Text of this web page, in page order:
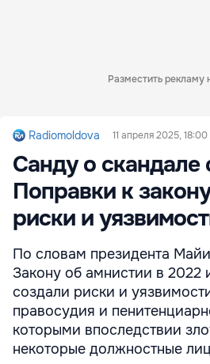
Разместить рекламу
Radiomoldova 11 апреля 2025, 18:00
Санду о скандале
Поправки к
риски и
По словам президента
Закону об амнистии в 2022
создали риски и
правосудия и
которыми впоследствии
некоторые должностные